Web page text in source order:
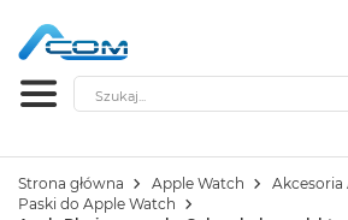
Szukaj
Strona główna Apple Watch
Akcesoria
Paski do Apple Watch